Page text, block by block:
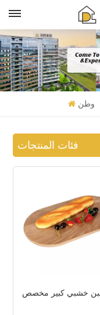
وطن
فئات المنتجات
خشبي كبير مخصص